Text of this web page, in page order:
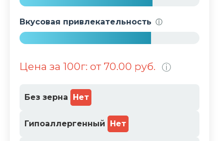
Вкусовая привлекательность ⓘ
Цена за 100г: от 70.00 руб. ⓘ
Без зерна Нет
Гипоаллергенный Нет